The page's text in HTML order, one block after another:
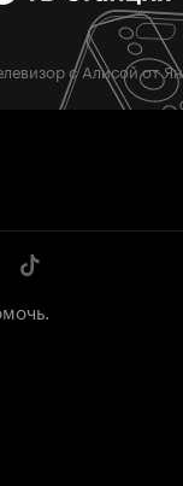
с Алисой от